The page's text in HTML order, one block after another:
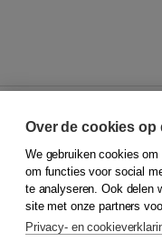
© 2026Koninklijke Boom
Klantenservice
Service & informatie
Contact
Over de cookies op
We gebruiken cookies
om functies voor social
te analyseren. Ook delen
site met onze partners
Privacy- en